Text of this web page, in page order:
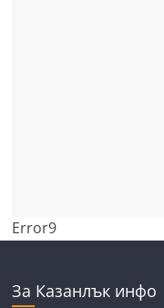
Error9
За Казанлък инфо